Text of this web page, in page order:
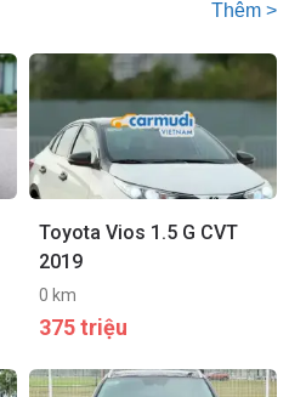
Thêm >
Toyota Vios 1.5 G CVT
2019
0 km
375 triệu